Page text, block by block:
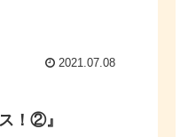
2021.07.08
！②』